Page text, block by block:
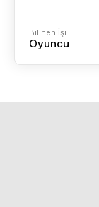
Bilinen İşi
Oyuncu